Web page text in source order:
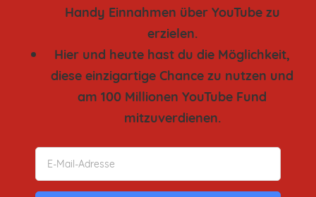
Handy Einnahmen über YouTube zu
erzielen.
Hier und heute hast du die Möglichkeit,
diese einzigartige Chance zu nutzen und
am 100 Millionen YouTube Fund
mitzuverdienen.